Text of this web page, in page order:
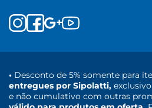
• Desconto de 5% somente para
entregues por Sipolatti,
e não cumulativo com outras